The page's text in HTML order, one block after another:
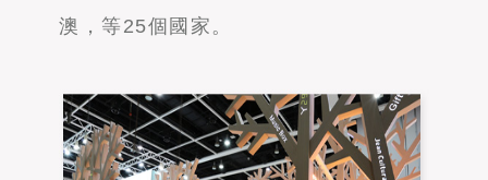
澳，等25個國家。